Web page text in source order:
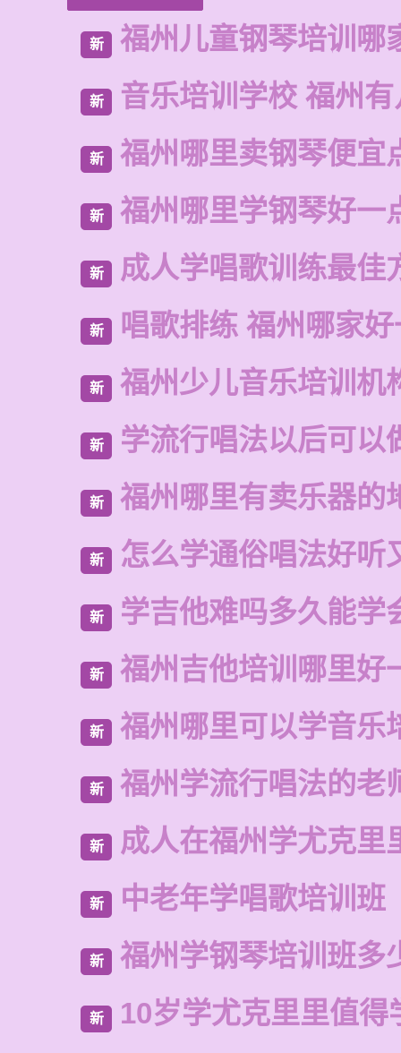
新 福州儿童钢琴培训哪
新 音乐培训学校 福州
新 福州哪里卖钢琴便宜
新 福州哪里学钢琴好一
新 成人学唱歌训练最佳
新 唱歌排练 福州哪家
新 福州少儿音乐培训机
新 学流行唱法以后可以
新 福州哪里有卖乐器的
新 怎么学通俗唱法好听
新 学吉他难吗多久能学
新 福州吉他培训哪里好
新 福州哪里可以学音乐
新 福州学流行唱法的老
新 成人在福州学尤克里
新 中老年学唱歌培训班
新 福州学钢琴培训班多
新 10岁学尤克里里值得